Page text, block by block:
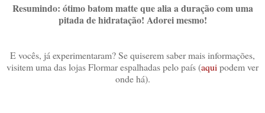
Resumindo: ótimo batom matte que alia a duração com uma
pitada de hidratação! Adorei mesmo!
E vocês, já experimentaram? Se quiserem saber mais informações,
visitem uma das lojas Flormar espalhadas pelo país (aqui podem ver
onde há).